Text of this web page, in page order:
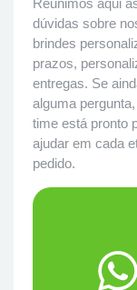
Reunimos aqui
dúvidas sobre
brindes
prazos,
entregas. Se
alguma
time está pronto
ajudar em cada
pedido.
Me
no